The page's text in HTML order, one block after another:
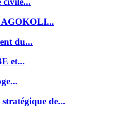
AGOKOLI...
du...
et...
de...